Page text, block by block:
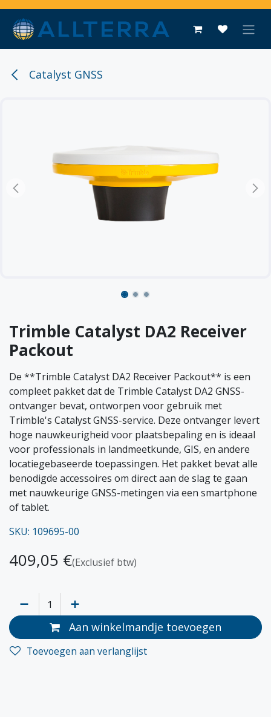
Overslaan naar inhoud
Catalyst GNSS
Trimble Catalyst DA2 Receiver
Packout
De **Trimble Catalyst DA2 Receiver Packout** is een
compleet pakket dat de Trimble Catalyst DA2 GNSS-
ontvanger bevat, ontworpen voor gebruik met
Trimble's Catalyst GNSS-service. Deze ontvanger levert
hoge nauwkeurigheid voor plaatsbepaling en is ideaal
voor professionals in landmeetkunde, GIS, en andere
locatiegebaseerde toepassingen. Het pakket bevat alle
benodigde accessoires om direct aan de slag te gaan
met nauwkeurige GNSS-metingen via een smartphone
of tablet.
SKU: 109695-00
409,05 €(Exclusief btw)
Aan winkelmandje toevoegen
Toevoegen aan verlanglijst